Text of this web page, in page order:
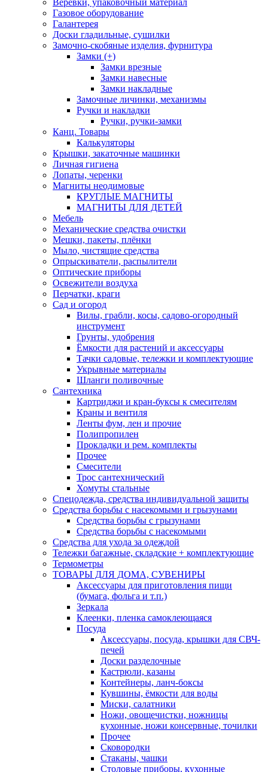
Веревки, упаковочный материал
Газовое оборудование
Галантерея
Доски гладильные, сушилки
Замочно-скобяные изделия, фурнитура
Замки (+)
Замки врезные
Замки навесные
Замки накладные
Замочные личинки, механизмы
Ручки и накладки
Ручки, ручки-замки
Канц. Товары
Калькуляторы
Крышки, закаточные машинки
Личная гигиена
Лопаты, черенки
Магниты неодимовые
КРУГЛЫЕ МАГНИТЫ
МАГНИТЫ ДЛЯ ДЕТЕЙ
Мебель
Механические средства очистки
Мешки, пакеты, плёнки
Мыло, чистящие средства
Опрыскиватели, распылители
Оптические приборы
Освежители воздуха
Перчатки, краги
Сад и огород
Вилы, грабли, косы, садово-огородный
инструмент
Грунты, удобрения
Ёмкости для растений и аксессуары
Тачки садовые, тележки и комплектующие
Укрывные материалы
Шланги поливочные
Сантехника
Картриджи и кран-буксы к смесителям
Краны и вентиля
Ленты фум, лен и прочие
Полипропилен
Прокладки и рем. комплекты
Прочее
Смесители
Трос сантехнический
Хомуты стальные
Спецодежда, средства индивидуальной защиты
Средства борьбы с насекомыми и грызунами
Средства борьбы с грызунами
Средства борьбы с насекомыми
Средства для ухода за одеждой
Тележки багажные, складские + комплектующие
Термометры
ТОВАРЫ ДЛЯ ДОМА, СУВЕНИРЫ
Аксессуары для приготовления пищи
(бумага, фольга и т.п.)
Зеркала
Клеенки, пленка самоклеющаяся
Посуда
Аксессуары, посуда, крышки для СВЧ-
печей
Доски разделочные
Кастрюли, казаны
Контейнеры, ланч-боксы
Кувшины, ёмкости для воды
Миски, салатники
Ножи, овощечистки, ножницы
кухонные, ножи консервные, точилки
Прочее
Сковородки
Стаканы, чашки
Столовые приборы, кухонные